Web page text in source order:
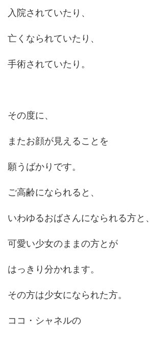
入院されていたり、
亡くなられていたり、
手術されていたり。
その度に、
またお顔が見えることを
願うばかりです。
ご高齢になられると、
いわゆるおばさんになられる方と、
可愛い少女のままの方とが
はっきり分かれます。
その方は少女になられた方。
ココ・シャネルの